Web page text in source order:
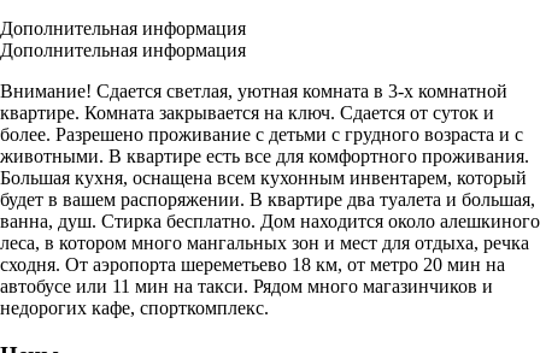
Дополнительная информация
Дополнительная информация
Внимание! Сдается светлая, уютная комната в 3-х комнатной
квартире. Комната закрывается на ключ. Сдается от суток и
более. Разрешено проживание с детьми с грудного возраста и с
животными. В квартире есть все для комфортного проживания.
Большая кухня, оснащена всем кухонным инвентарем, который
будет в вашем распоряжении. В квартире два туалета и большая,
ванна, душ. Стирка бесплатно. Дом находится около алешкиного
леса, в котором много мангальных зон и мест для отдыха, речка
сходня. От аэропорта шереметьево 18 км, от метро 20 мин на
автобусе или 11 мин на такси. Рядом много магазинчиков и
недорогих кафе, спорткомплекс.